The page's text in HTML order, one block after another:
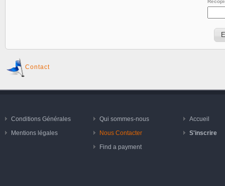
Contact
Conditions Générales
Mentions légales
Qui sommes-nous
Nous Contacter
Find a payment
Accueil
S'inscrire